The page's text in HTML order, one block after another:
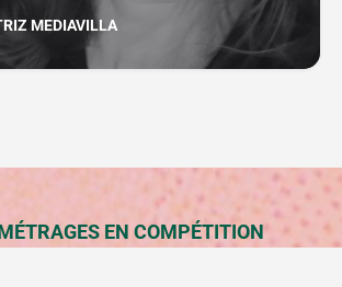
MEDIAVILLA
EN COMPÉTITION